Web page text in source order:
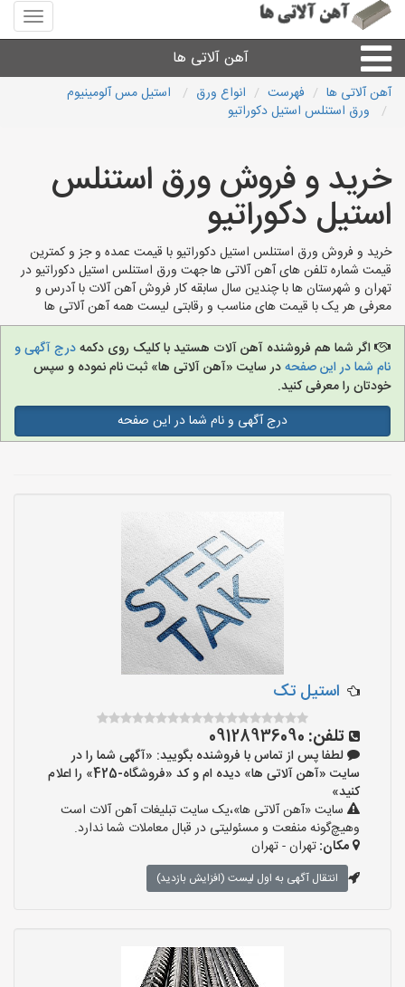
منوی
سایت
آلاتی
آهن آلاتی ها
میلگرد نبشی،مفتول
لوله و اتصالات
سایر آهن آلات
آهن آلاتی های شهرها
آهن آلاتی ها فهرست انواع ورق
استیل مس آلومینیوم
ورق استنلس استیل دکوراتیو
خرید و فروش ورق استنلس
استیل دکوراتیو
خرید و فروش ورق استنلس استیل دکوراتیو با قیمت عمده و جز و کمترین
قیمت شماره تلفن های آهن آلاتی ها جهت ورق استنلس استیل دکوراتیو در
تهران و شهرستان ها با چندین سال سابقه کار فروش آهن آلات با آدرس و
معرفی هر یک با قیمت های مناسب و رقابتی لیست همه آهن آلاتی ها
اگر شما هم فروشنده آهن آلات هستید با کلیک روی دکمهدرج آگهی و
نام شما در این صفحهدر سایت «آهن آلاتی ها» ثبت نام نموده و سپس
خودتان را معرفی کنید.
درج آگهی و نام شما در این صفحه
استیل تک
تلفن: 09128936090
لطفا پس از تماس با فروشنده بگویید: «آگهی شما را در
سایت «آهن آلاتی ها» دیده ام و کد «فروشگاه-425» را اعلام
کنید»
سایت «آهن آلاتی ها»،یک سایت تبلیغات آهن آلات است
وهیچ‌گونه منفعت و مسئولیتی در قبال معاملات شما ندارد.
مکان:تهران - تهران
انتقال آگهی به اول لیست (افزایش بازدید)